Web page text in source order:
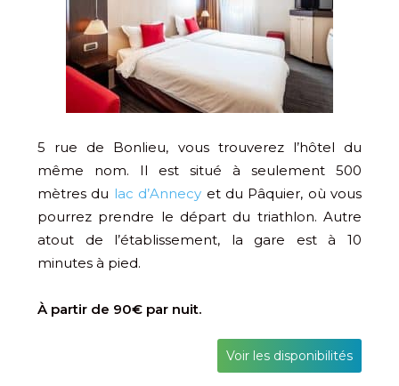
5 rue de Bonlieu, vous trouverez l’hôtel du
même nom. Il est situé à seulement 500
mètres du lac d’Annecy et du Pâquier, où vous
pourrez prendre le départ du triathlon. Autre
atout de l’établissement, la gare est à 10
minutes à pied.
À partir de 90€ par nuit.
Voir les disponibilités